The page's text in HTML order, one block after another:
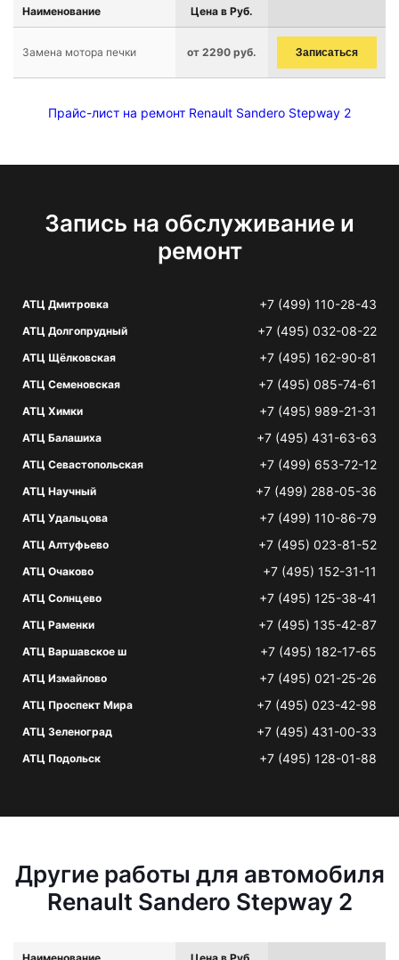
Наименование Цена в Руб.
Замена мотора печки от 2290 руб. Записаться
Прайс-лист на ремонт Renault Sandero Stepway 2
Запись на обслуживание и
ремонт
АТЦ Дмитровка +7 (499) 110-28-43
АТЦ Долгопрудный +7 (495) 032-08-22
АТЦ Щёлковская +7 (495) 162-90-81
АТЦ Семеновская +7 (495) 085-74-61
АТЦ Химки +7 (495) 989-21-31
АТЦ Балашиха +7 (495) 431-63-63
АТЦ Севастопольская +7 (499) 653-72-12
АТЦ Научный +7 (499) 288-05-36
АТЦ Удальцова +7 (499) 110-86-79
АТЦ Алтуфьево +7 (495) 023-81-52
АТЦ Очаково +7 (495) 152-31-11
АТЦ Солнцево +7 (495) 125-38-41
АТЦ Раменки +7 (495) 135-42-87
АТЦ Варшавское ш +7 (495) 182-17-65
АТЦ Измайлово +7 (495) 021-25-26
АТЦ Проспект Мира +7 (495) 023-42-98
АТЦ Зеленоград +7 (495) 431-00-33
АТЦ Подольск +7 (495) 128-01-88
Другие работы для автомобиля
Renault Sandero Stepway 2